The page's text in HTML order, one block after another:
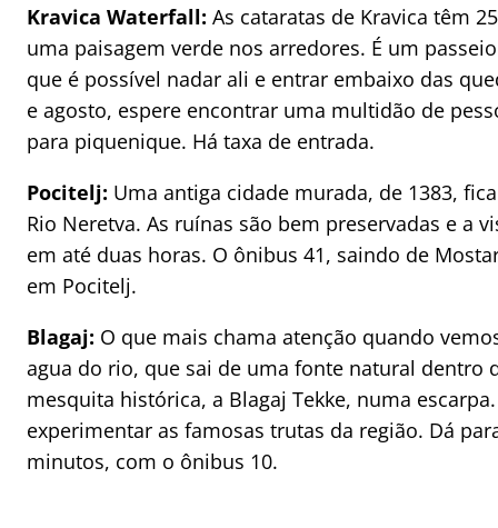
Kravica Waterfall: As cataratas de Kravica têm
uma paisagem verde nos arredores. É um
que é possível nadar ali e entrar embaixo das
e agosto, espere encontrar uma multidão de
para piquenique. Há taxa de entrada.
Pocitelj: Uma antiga cidade murada, de 1383,
Rio Neretva. As ruínas são bem preservadas e a
em até duas horas. O ônibus 41, saindo de
em Pocitelj.
Blagaj: O que mais chama atenção quando
agua do rio, que sai de uma fonte natural dentro
mesquita histórica, a Blagaj Tekke, numa
experimentar as famosas trutas da região. Dá
minutos, com o ônibus 10.